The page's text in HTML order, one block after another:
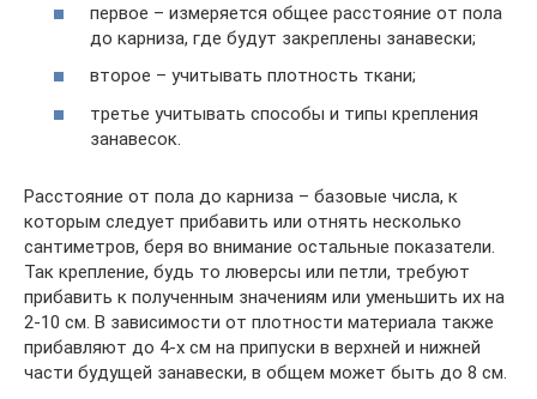
первое – измеряется общее расстояние от пола
до карниза, где будут закреплены занавески;
второе – учитывать плотность ткани;
третье учитывать способы и типы крепления
занавесок.
Расстояние от пола до карниза – базовые числа, к
которым следует прибавить или отнять несколько
сантиметров, беря во внимание остальные показатели.
Так крепление, будь то люверсы или петли, требуют
прибавить к полученным значениям или уменьшить их на
2-10 см. В зависимости от плотности материала также
прибавляют до 4-х см на припуски в верхней и нижней
части будущей занавески, в общем может быть до 8 см.